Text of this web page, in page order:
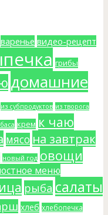
варенье видео-рецепт
грибы
домашние
из субпродуктов из творога
крем к чаю
мясо на завтрак
новый год овощи
меню
рыба салаты
хлеб хлебопечка